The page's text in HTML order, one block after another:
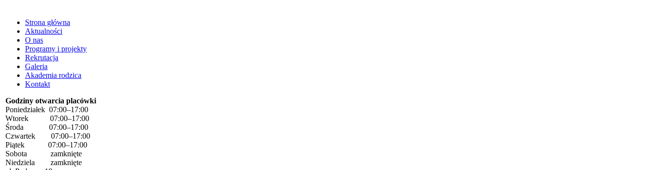
Strona główna
Aktualności
O nas
Programy i projekty
Rekrutacja
Galeria
Akademia rodzica
Kontakt
Godziny otwarcia placówki
Poniedziałek 07:00–17:00
Wtorek 07:00–17:00
Środa 07:00–17:00
Czwartek 07:00–17:00
Piątek 07:00–17:00
Sobota zamknięte
Niedziela zamknięte